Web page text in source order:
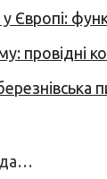
Європі:
провідні